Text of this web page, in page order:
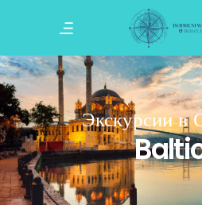
Экскурсии в